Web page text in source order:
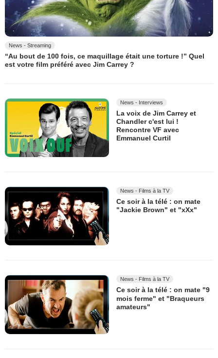
News - Streaming
“Au bout de 100 fois, ce maquillage était une torture !” Quel
est votre film préféré avec Jim Carrey ?
News - Interviews
La voix de Jim Carrey et
Chandler c'est lui !
Rencontre VF avec
Emmanuel Curtil
News - Films à la TV
Ce soir à la télé : on mate
"Jackie Brown" et "xXx"
News - Films à la TV
Ce soir à la télé : on mate "9
mois ferme" et "Braqueurs
amateurs"